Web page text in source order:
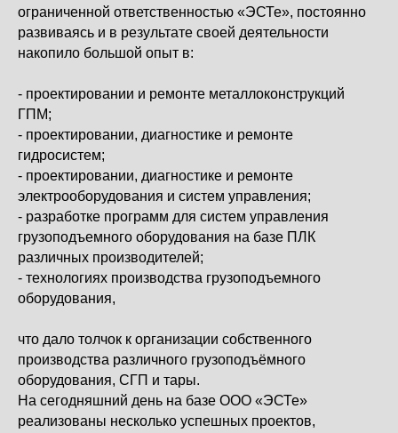
ограниченной ответственностью «ЭСТе», постоянно
развиваясь и в результате своей деятельности
накопило большой опыт в:
- проектировании и ремонте металлоконструкций
ГПМ;
- проектировании, диагностике и ремонте
гидросистем;
- проектировании, диагностике и ремонте
электрооборудования и систем управления;
- разработке программ для систем управления
грузоподъемного оборудования на базе ПЛК
различных производителей;
- технологиях производства грузоподъемного
оборудования,
что дало толчок к организации собственного
производства различного грузоподъёмного
оборудования, СГП и тары.
На сегодняшний день на базе ООО «ЭСТе»
реализованы несколько успешных проектов,